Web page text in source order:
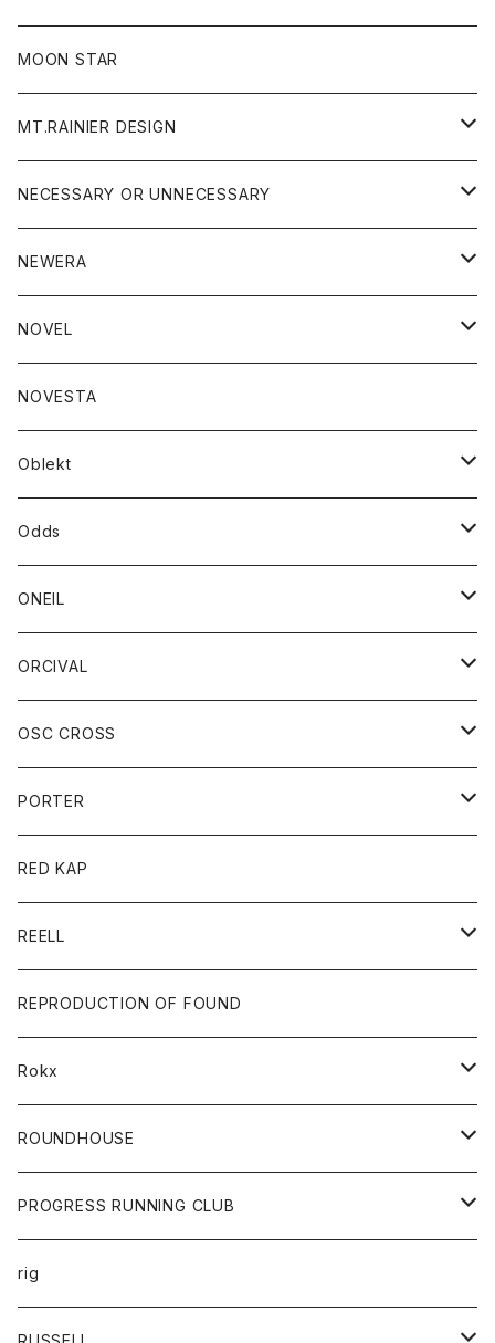
フリース
ジャケット
ニット
パンツ
帽子
MOON STAR
MT.RAINIER DESIGN
アウター
コート
ジャケット
アクセサリー
バッグ
グッズ
ウォレット
靴
トップス
ジャケット
シャツ
ボトム
ショートパンツ
パンツ
レディース
シャツ
Tシャツ
NECESSARY OR UNNECESSARY
アウター
コート
ジャケット
アクセサリー
バッグ
ブレスレット
グッズ
靴
ストール/マフラー
トップス
シャツ
シャツジャケット
ロングスリーブＴシャツ
ボトム
ショートパンツ
ジーンズ
NEWERA
帽子
NOVEL
トップス
カットソー
スエット
ボトム
NOVESTA
Oblekt
ボトム
ショートパンツ
パンツ
レディース
ボトム
Odds
帽子
ONEIL
スカート
ORCIVAL
アウター
コート
ジャケット
アクセサリー
バッグ
キッズ
Tシャツ
帽子
グッズ
靴
バック
トップス
カットソー
カーディガン
ボトムス
ショートパンツ
パンツ
レディース
カットソー
コート
OSC CROSS
ダウンジャケット
PORTER
カードホルダー
キーホルダー
財布
バック
RED KAP
REELL
パンツ
ショートパンツ
REPRODUCTION OF FOUND
Rokx
ボトム
ROUNDHOUSE
エプロン
キッズ
オーバーオール
ボトム
PROGRESS RUNNING CLUB
トップス
Tシャツ
グッズ
rig